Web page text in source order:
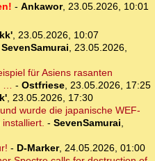
- Ankawor, 23.05.2026, 10:01
, 23.05.2026, 10:07
SevenSamurai, 23.05.2026,
für Asiens rasanten
… - Ostfriese, 23.05.2026, 17:25
, 23.05.2026, 17:30
wurde die japanische WEF-
- SevenSamurai,
- D-Marker, 24.05.2026, 01:00